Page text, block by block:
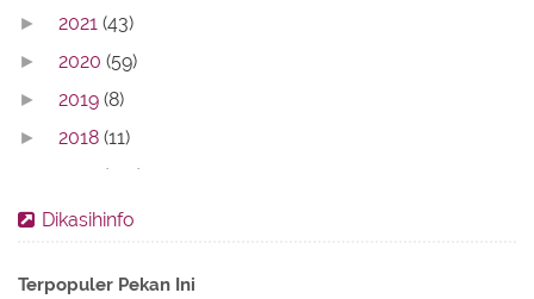
► 2021 (43)
► 2020 (59)
► 2019 (8)
► 2018 (11)
(142)
► August
► June(16)
Dikasihinfo
Terpopuler Pekan Ini